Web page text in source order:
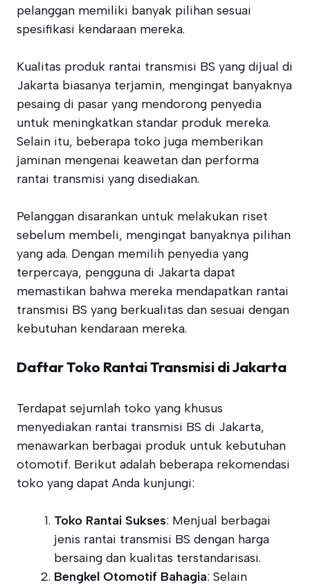
pelanggan memiliki banyak pilihan sesuai
spesifikasi kendaraan mereka.
Kualitas produk rantai transmisi BS yang dijual di
Jakarta biasanya terjamin, mengingat banyaknya
pesaing di pasar yang mendorong penyedia
untuk meningkatkan standar produk mereka.
Selain itu, beberapa toko juga memberikan
jaminan mengenai keawetan dan performa
rantai transmisi yang disediakan.
Pelanggan disarankan untuk melakukan riset
sebelum membeli, mengingat banyaknya pilihan
yang ada. Dengan memilih penyedia yang
terpercaya, pengguna di Jakarta dapat
memastikan bahwa mereka mendapatkan rantai
transmisi BS yang berkualitas dan sesuai dengan
kebutuhan kendaraan mereka.
Daftar Toko Rantai Transmisi di Jakarta
Terdapat sejumlah toko yang khusus
menyediakan rantai transmisi BS di Jakarta,
menawarkan berbagai produk untuk kebutuhan
otomotif. Berikut adalah beberapa rekomendasi
toko yang dapat Anda kunjungi:
Toko Rantai Sukses: Menjual berbagai
jenis rantai transmisi BS dengan harga
bersaing dan kualitas terstandarisasi.
Bengkel Otomotif Bahagia: Selain